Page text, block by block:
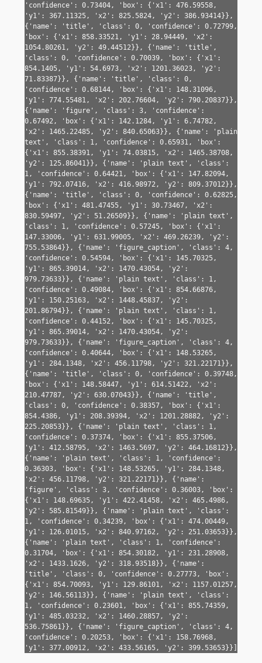
'confidence': 0.73404, 'box': {'x1': 476.59558,
'y1': 367.11325, 'x2': 825.5824, 'y2': 386.93414}},
{'name': 'title', 'class': 0, 'confidence': 0.72799,
'box': {'x1': 858.33521, 'y1': 28.94449, 'x2':
1054.80261, 'y2': 49.44512}}, {'name': 'title',
'class': 0, 'confidence': 0.70039, 'box': {'x1':
854.1405, 'y1': 54.6973, 'x2': 1201.36023, 'y2':
71.83387}}, {'name': 'title', 'class': 0,
'confidence': 0.68144, 'box': {'x1': 148.31096,
'y1': 774.55481, 'x2': 202.76604, 'y2': 790.20837}},
{'name': 'figure', 'class': 3, 'confidence':
0.67492, 'box': {'x1': 142.1284, 'y1': 6.74782,
'x2': 1465.22485, 'y2': 840.65063}}, {'name': 'plain
text', 'class': 1, 'confidence': 0.65931, 'box':
{'x1': 855.38391, 'y1': 74.03815, 'x2': 1465.38708,
'y2': 125.86041}}, {'name': 'plain text', 'class':
1, 'confidence': 0.64421, 'box': {'x1': 147.82094,
'y1': 792.07416, 'x2': 416.98972, 'y2': 809.37012}},
{'name': 'title', 'class': 0, 'confidence': 0.62825,
'box': {'x1': 481.47455, 'y1': 30.73467, 'x2':
830.59497, 'y2': 51.26509}}, {'name': 'plain text',
'class': 1, 'confidence': 0.57245, 'box': {'x1':
147.33006, 'y1': 631.99005, 'x2': 469.26239, 'y2':
755.53864}}, {'name': 'figure_caption', 'class': 4,
'confidence': 0.54594, 'box': {'x1': 145.70325,
'y1': 865.39014, 'x2': 1470.43054, 'y2':
979.73633}}, {'name': 'plain text', 'class': 1,
'confidence': 0.49084, 'box': {'x1': 854.66876,
'y1': 150.25163, 'x2': 1448.45837, 'y2':
201.86794}}, {'name': 'plain text', 'class': 1,
'confidence': 0.44152, 'box': {'x1': 145.70325,
'y1': 865.39014, 'x2': 1470.43054, 'y2':
979.73633}}, {'name': 'figure_caption', 'class': 4,
'confidence': 0.40644, 'box': {'x1': 148.53265,
'y1': 284.1348, 'x2': 456.11798, 'y2': 321.22171}},
{'name': 'title', 'class': 0, 'confidence': 0.39748,
'box': {'x1': 148.58447, 'y1': 614.51422, 'x2':
210.47787, 'y2': 630.07043}}, {'name': 'title',
'class': 0, 'confidence': 0.38357, 'box': {'x1':
854.4386, 'y1': 208.39394, 'x2': 1201.28882, 'y2':
225.20853}}, {'name': 'plain text', 'class': 1,
'confidence': 0.37374, 'box': {'x1': 855.37506,
'y1': 412.58795, 'x2': 1463.5697, 'y2': 464.16812}},
{'name': 'plain text', 'class': 1, 'confidence':
0.36303, 'box': {'x1': 148.53265, 'y1': 284.1348,
'x2': 456.11798, 'y2': 321.22171}}, {'name':
'figure', 'class': 3, 'confidence': 0.36003, 'box':
{'x1': 148.69635, 'y1': 422.41458, 'x2': 465.4986,
'y2': 585.81549}}, {'name': 'plain text', 'class':
1, 'confidence': 0.34239, 'box': {'x1': 474.00449,
'y1': 126.01015, 'x2': 840.97162, 'y2': 251.03653}},
{'name': 'plain text', 'class': 1, 'confidence':
0.31704, 'box': {'x1': 854.30182, 'y1': 231.28908,
'x2': 1433.1626, 'y2': 318.93518}}, {'name':
'title', 'class': 0, 'confidence': 0.27773, 'box':
{'x1': 854.70093, 'y1': 129.86101, 'x2': 1157.01257,
'y2': 146.56113}}, {'name': 'plain text', 'class':
1, 'confidence': 0.23601, 'box': {'x1': 855.74359,
'y1': 485.03232, 'x2': 1460.28857, 'y2':
536.75861}}, {'name': 'figure_caption', 'class': 4,
'confidence': 0.20253, 'box': {'x1': 158.76968,
'y1': 377.00912, 'x2': 433.56165, 'y2': 399.53653}}]